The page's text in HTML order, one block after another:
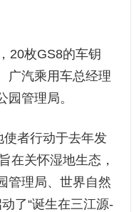
20枚GS8的车钥
广汽乘用车总经理
管理局。
使者行动于去年发
在关怀湿地生态，
管理局、世界自然
了“诞生在三江源-